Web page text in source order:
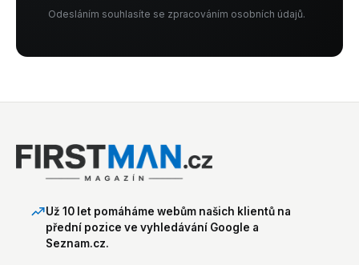
Odesláním souhlasíte se zpracováním osobních údajů.
Už 10 let pomáháme webům našich klientů na
přední pozice ve vyhledávání Google a
Seznam.cz.